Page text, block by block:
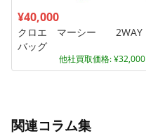
¥40,000
クロエ マーシー 2WAY
バッグ
他社買取価格: ¥32,000
関連コラム集